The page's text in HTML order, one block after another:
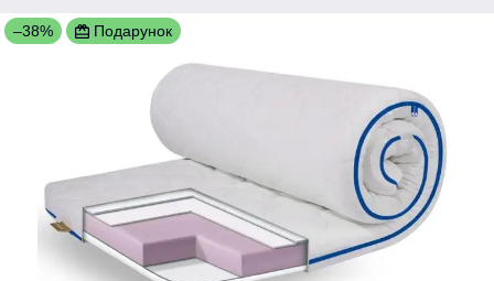
–38% Подарунок